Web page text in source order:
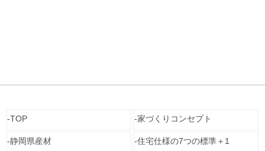
TOP 家づくりコンセプト
静岡県産材 住宅仕様の7つの標準＋1